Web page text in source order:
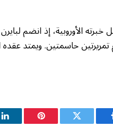
4 أهداف وقدم تمريرتين حاسمتين.
تويتر بينتيريست